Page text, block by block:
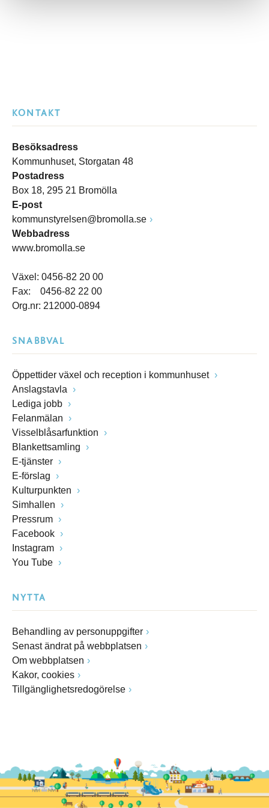
KONTAKT
Besöksadress
Kommunhuset, Storgatan 48
Postadress
Box 18, 295 21 Bromölla
E-post
kommunstyrelsen@bromolla.se
Webbadress
www.bromolla.se
Växel: 0456-82 20 00
Fax: 0456-82 22 00
Org.nr: 212000-0894
SNABBVAL
Öppettider växel och reception i kommunhuset
Anslagstavla
Lediga jobb
Felanmälan
Visselblåsarfunktion
Blankettsamling
E-tjänster
E-förslag
Kulturpunkten
Simhallen
Pressrum
Facebook
Instagram
You Tube
NYTTA
Behandling av personuppgifter
Senast ändrat på webbplatsen
Om webbplatsen
Kakor, cookies
Tillgänglighetsredogörelse